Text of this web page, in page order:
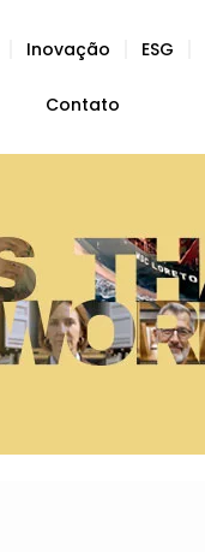
Inovação ESG
Contato